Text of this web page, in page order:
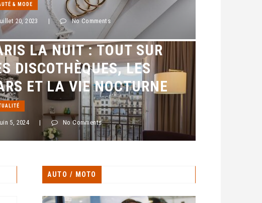
& MODE
20, 2023 | No Comments
LA NUIT : TOUT SUR
DISCOTHÈQUES, LES
ET LA VIE NOCTURNE
5, 2024 | No Comments
AUTO / MOTO